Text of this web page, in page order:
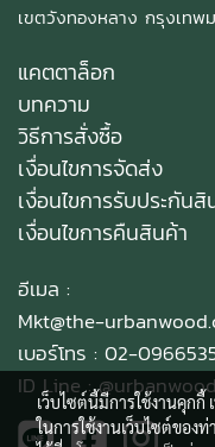
เขตวังทองหลาง กรุงเทพ
แคตตาล็อก
บทความ
วิธีการสั่งซื้อ
เงื่อนไขการจัดส่ง
เงื่อนไขการรับประกันสิ
เงื่อนไขการคืนสินค้า
อีเมล :
Mkt@the-
เบอร์โทร : 02-
ID Line :@urbanwood
เว็บไซต์นี้มีการใช้งานคุก
ในการใช้งานเว็บไซต์ของ